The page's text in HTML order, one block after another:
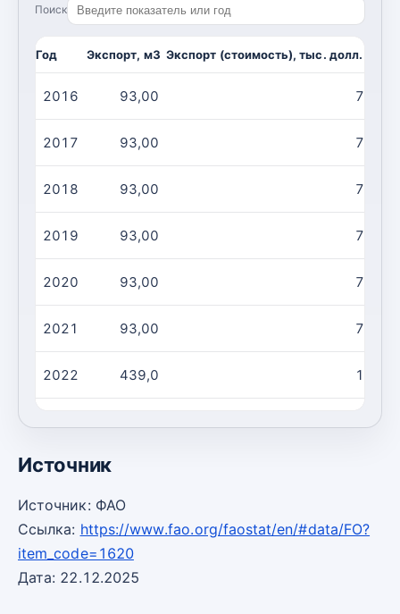
Поиск
Год Экспорт, м3 Экспорт (стоимость), тыс. долл. США
2016 93,00 74,00
2017 93,00 74,00
2018 93,00 74,00
2019 93,00 74,00
2020 93,00 74,00
2021 93,00 74,00
2022 439,0 12,00
111,0
Источник
Источник: ФАО
Ссылка: https://www.fao.org/faostat/en/#data/FO?
item_code=1620
Дата: 22.12.2025